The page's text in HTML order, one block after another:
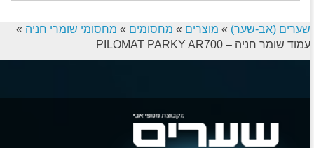
שערים (אב-שער) » מוצרים » מחסומים » מחסומי שומרי חניה »
עמוד שומר חניה – PILOMAT PARKY AR700